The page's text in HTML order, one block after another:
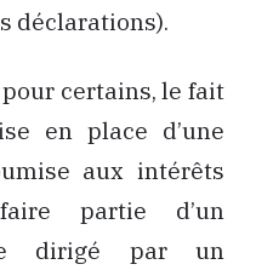
déclarations).
certains, le fait
en place d’une
aux intérêts
partie d’un
dirigé par un